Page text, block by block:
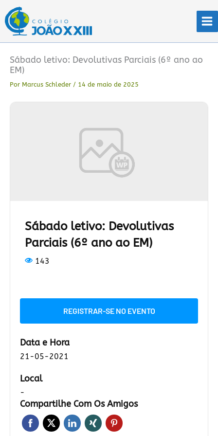
para
conteúdo
Sábado letivo: Devolutivas Parciais (6º ano ao
EM)
Por Marcus Schleder / 14 de maio de 2025
Sábado letivo: Devolutivas
Parciais (6º ano ao EM)
143
REGISTRAR-SE NO EVENTO
Data e Hora
21-05-2021
Local
-
Compartilhe Com Os Amigos